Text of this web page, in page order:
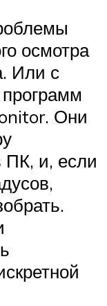
осмотра
Или с
Они
ПК, и, если